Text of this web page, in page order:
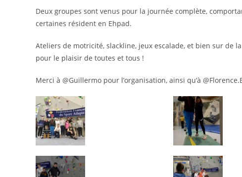
Deux groupes sont venus pour la journée complète,
certaines résident en Ehpad.
Ateliers de motricité, slackline, jeux escalade, et bien sur de
pour le plaisir de toutes et tous !
Merci à @Guillermo pour l’organisation, ainsi qu’à